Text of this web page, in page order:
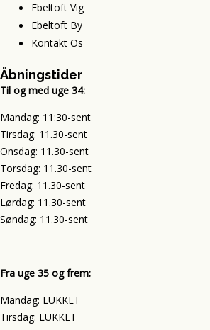
Ebeltoft Vig
Ebeltoft By
Kontakt Os
Åbningstider
Til og med uge 34:
Mandag: 11:30-sent
Tirsdag: 11.30-sent
Onsdag: 11.30-sent
Torsdag: 11.30-sent
Fredag: 11.30-sent
Lørdag: 11.30-sent
Søndag: 11.30-sent
Fra uge 35 og frem:
Mandag: LUKKET
Tirsdag: LUKKET